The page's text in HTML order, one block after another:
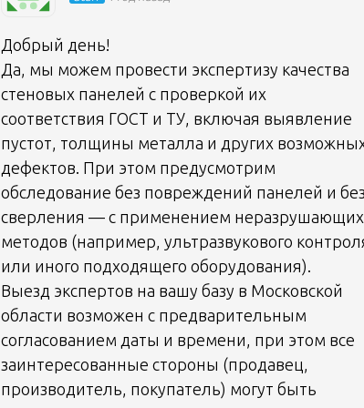
Добрый день!
Да, мы можем провести экспертизу качества
стеновых панелей с проверкой их
соответствия ГОСТ и ТУ, включая выявление
пустот, толщины металла и других
дефектов. При этом предусмотрим
обследование без повреждений панелей и без
сверления — с применением неразрушающих
методов (например, ультразвукового
или иного подходящего оборудования).
Выезд экспертов на вашу базу в Московской
области возможен с предварительным
согласованием даты и времени, при этом все
заинтересованные стороны (продавец,
производитель, покупатель) могут быть